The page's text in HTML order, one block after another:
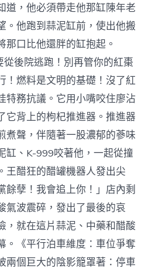
道，他必須帶走他那缸陳年老
。他跑到蒜泥缸前，使出他搬
那口比他還胖的缸抱起。
從後院逃跑！別再管你的紅棗
！燃料是文明的基礎！沒了紅
特務抗議。它用小嘴咬住廖沾
它背上的枸杞推進器。推進器
煮聲，伴隨著一股濃郁的蔘味
缸、K-999咬著他，一起從撞
王醋狂的醋罐機器人發出尖
餘孽！我會追上你！」店內剩
氣波震碎，發出了最後的哀
，就在這片蒜泥、中藥和醋酸
。《平行泊車維度：車位爭奪
兩個巨大的陰影籠罩著：停車